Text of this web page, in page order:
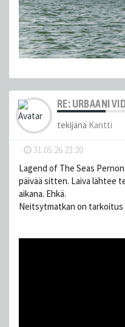
RE: URBAANI
tekijänä Kantti
- 31.05.26 23:20
Lagend of The Seas
päivää sitten. Laiva lähtee
aikana. Ehkä.
Neitsytmatkan on tarkoitus